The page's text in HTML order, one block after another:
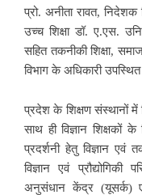
प्रो. अनीता रावत, निदेशक
उच्च शिक्षा डॉ. ए.एस.
सहित तकनीकी शिक्षा,
विभाग के अधिकारी
प्रदेश के शिक्षण संस्थानों में
साथ ही विज्ञान शिक्षकों
प्रदर्शनी हेतु विज्ञान
विज्ञान एवं प्रौद्योगिकी
अनुसंधान केंद्र (यूसर्क)